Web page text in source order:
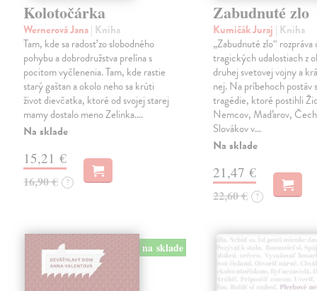
Kolotočárka
Wernerová Jana| Kniha
Tam, kde sa radosť zo slobodného
pohybu a dobrodružstva prelína s
pocitom vyčlenenia. Tam, kde rastie
starý gaštan a okolo neho sa krúti
život dievčatka, ktoré od svojej starej
mamy dostalo meno Zelinka.…
Na sklade
15,21 €
16,90 € ?
Zabudnuté zlo
Kumičák Juraj | Kniha
„Zabudnuté zlo“ rozpráva
tragických udalostiach z
druhej svetovej vojny a
nej. Na príbehoch postáv
tragédie, ktoré postihli
Nemcov, Maďarov,
Slovákov v…
Na sklade
21,47 €
22,60 € ?
na sklade